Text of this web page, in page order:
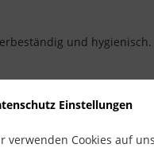
und hygienisch.
Einstellungen
verwenden Cookies auf